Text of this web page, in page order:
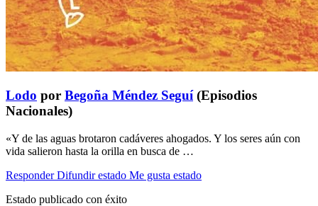
Lodo por Begoña Méndez Seguí(Episodios
Nacionales)
«Y de las aguas brotaron cadáveres ahogados. Y los seres aún con
vida salieron hasta la orilla en busca de …
Responder Difundir estado Me gusta estado
Estado publicado con éxito